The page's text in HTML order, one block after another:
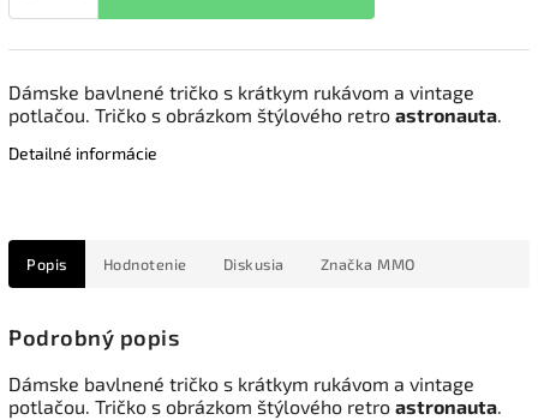
Dámske bavlnené tričko s krátkym rukávom a vintage
potlačou. Tričko s obrázkom štýlového retro astronauta.
Detailné informácie
Popis Hodnotenie Diskusia Značka MMO
Podrobný popis
Dámske bavlnené tričko s krátkym rukávom a vintage
potlačou. Tričko s obrázkom štýlového retro astronauta.